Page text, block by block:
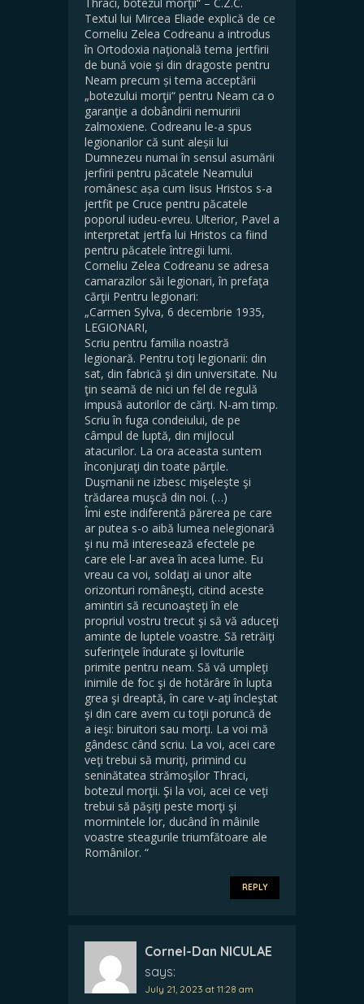
Textul lui Mircea Eliade explică de ce
Corneliu Zelea Codreanu a introdus
în Ortodoxia naţională tema jertfirii
de bună voie și din dragoste pentru
Neam precum și tema acceptării
„botezului morţii“ pentru Neam ca o
garanţie a dobândirii nemuririi
zalmoxiene. Codreanu le-a spus
legionarilor că sunt aleșii lui
Dumnezeu numai în sensul asumării
jerfirii pentru păcatele Neamului
românesc așa cum Iisus Hristos s-a
jertfit pe Cruce pentru păcatele
poporul iudeu-evreu. Ulterior, Pavel a
interpretat jertfa lui Hristos ca fiind
pentru păcatele întregii lumi.
Corneliu Zelea Codreanu se adresa
camarazilor săi legionari, în prefaţa
cărţii Pentru legionari:
„Carmen Sylva, 6 decembrie 1935,
LEGIONARI,
Scriu pentru familia noastră
legionară. Pentru toţi legionarii: din
sat, din fabrică şi din universitate. Nu
ţin seamă de nici un fel de regulă
impusă autorilor de cărţi. N-am timp.
Scriu în fuga condeiului, de pe
câmpul de luptă, din mijlocul
atacurilor. La ora aceasta suntem
înconjuraţi din toate părţile.
Duşmanii ne izbesc mişeleşte şi
trădarea muşcă din noi. (…)
Îmi este indiferentă părerea pe care
ar putea s-o aibă lumea nelegionară
şi nu mă interesează efectele pe
care ele l-ar avea în acea lume. Eu
vreau ca voi, soldaţi ai unor alte
orizonturi româneşti, citind aceste
amintiri să recunoaşteţi în ele
propriul vostru trecut şi să vă aduceţi
aminte de luptele voastre. Să retrăiţi
suferinţele îndurate şi loviturile
primite pentru neam. Să vă umpleţi
inimile de foc şi de hotărâre în lupta
grea şi dreaptă, în care v-aţi încleştat
şi din care avem cu toţii poruncă de
a ieşi: biruitori sau morţi. La voi mă
gândesc când scriu. La voi, acei care
veţi trebui să muriţi, primind cu
seninătatea strămoşilor Thraci,
botezul morţii. Şi la voi, acei ce veţi
trebui să păşiţi peste morţi şi
mormintele lor, ducând în mâinile
voastre steagurile triumfătoare ale
Românilor. “
REPLY
Cornel-Dan NICULAE
says:
July 21, 2023 at 11:28 am